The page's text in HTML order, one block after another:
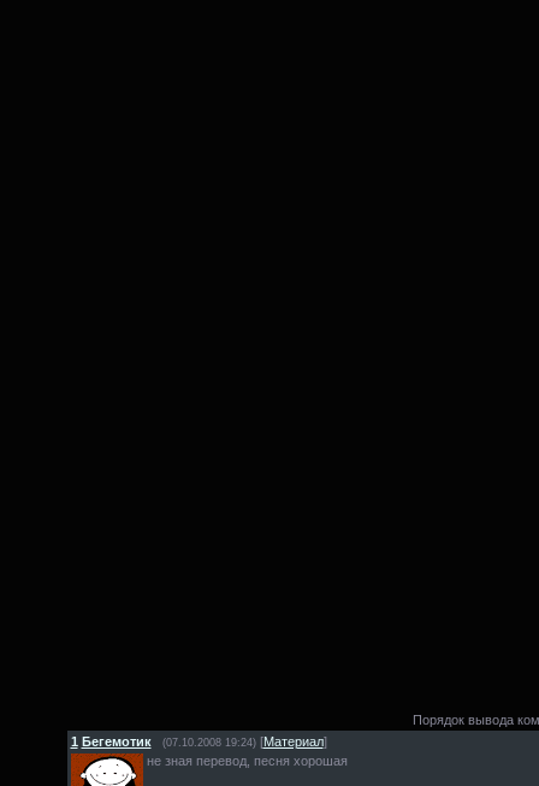
Порядок вывода
1 Бегемотик (07.10.2008 19:24)[Материал]
не зная перевод, песня хорошая